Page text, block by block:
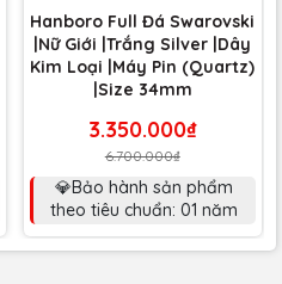
Hanboro Full Đá Swarovski
|Nữ Giới |Trắng Silver |Dây
Kim Loại |Máy Pin (Quartz)
|Size 34mm
3.350.000₫
6.700.000₫
💎Bảo hành sản phẩm
theo tiêu chuẩn: 01 năm